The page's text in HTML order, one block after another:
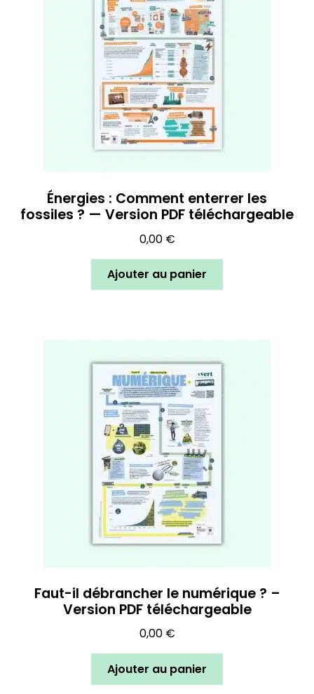
Énergies : Comment enterrer les
fossiles ? — Version PDF téléchargeable
0,00 €
Ajouter au panier
Faut-il débrancher le numérique ? –
Version PDF téléchargeable
0,00 €
Ajouter au panier